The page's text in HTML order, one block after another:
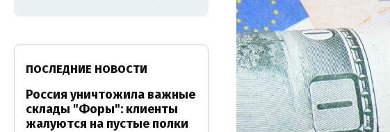
ПОСЛЕДНИЕ НОВОСТИ
Россия уничтожила важные
склады "Форы": клиенты
жалуются на пустые полки